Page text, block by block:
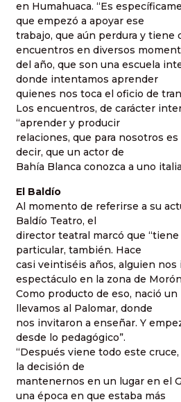
en Humahuaca. “Es
que empezó a apoyar ese
trabajo, que aún perdura y tiene
encuentros en diversos
del año, que son una escuela
donde intentamos aprender
quienes nos toca el oficio de
Los encuentros, de carácter
“aprender y producir
relaciones, que para nosotros
decir, que un actor de
Bahía Blanca conozca a uno
El Baldío
Al momento de referirse a su
Baldío Teatro, el
director teatral marcó que
particular, también. Hace
casi veintiséis años, alguien nos
espectáculo en la zona de
Como producto de eso, nació un
llevamos al Palomar, donde
nos invitaron a enseñar. Y
desde lo pedagógico”.
“Después viene todo este cruce,
la decisión de
mantenernos en un lugar en el
una época en que estaba más